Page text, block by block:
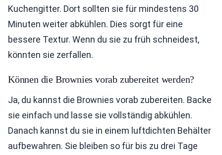
Kuchengitter. Dort sollten sie für mindestens 30
Minuten weiter abkühlen. Dies sorgt für eine
bessere Textur. Wenn du sie zu früh schneidest,
könnten sie zerfallen.
Können die Brownies vorab zubereitet werden?
Ja, du kannst die Brownies vorab zubereiten. Backe
sie einfach und lasse sie vollständig abkühlen.
Danach kannst du sie in einem luftdichten Behälter
aufbewahren. Sie bleiben so für bis zu drei Tage